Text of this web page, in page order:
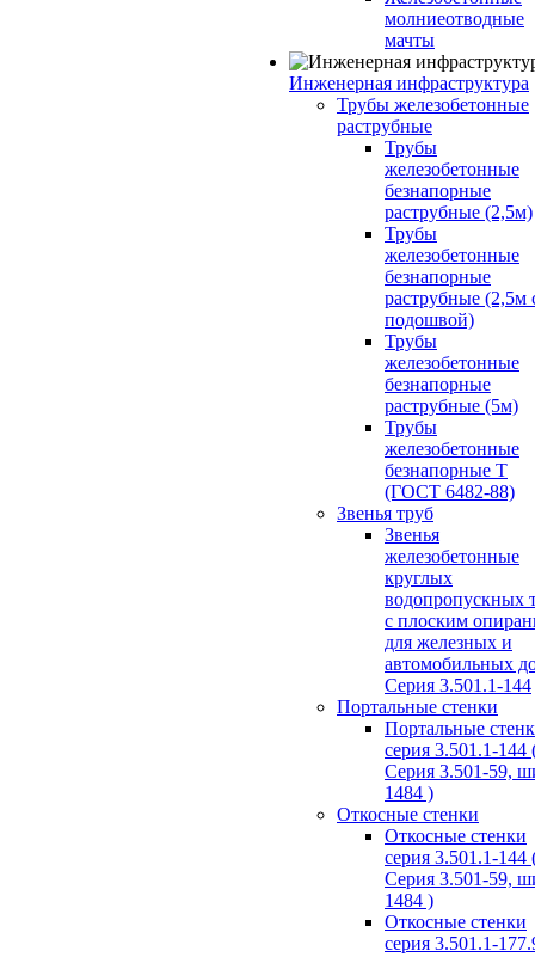
молниеотводные
мачты
Инженерная инфраструктура
Трубы железобетонные
раструбные
Трубы
железобетонные
безнапорные
раструбные (2,5м)
Трубы
железобетонные
безнапорные
раструбные (2,5м
подошвой)
Трубы
железобетонные
безнапорные
раструбные (5м)
Трубы
железобетонные
безнапорные Т
(ГОСТ 6482-88)
Звенья труб
Звенья
железобетонные
круглых
водопропускных
с плоским
для железных и
автомобильных
Серия 3.501.1-144
Портальные стенки
Портальные
серия 3.501.1-144
Серия 3.501-59,
1484 )
Откосные стенки
Откосные стенки
серия 3.501.1-144
Серия 3.501-59,
1484 )
Откосные стенки
серия 3.501.1-